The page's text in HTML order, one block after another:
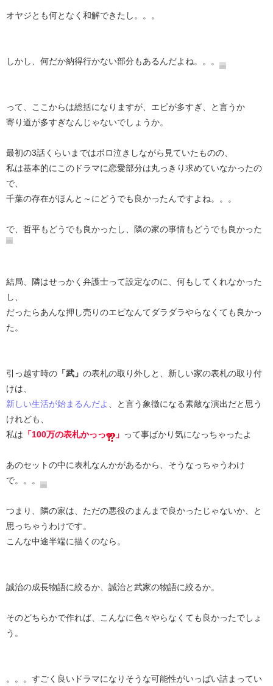
オヤジとも何となく和解できたし。。。
しかし、何だか納得行かない部分もあるんだよね。。。
って、ここからは総括になりますが、エピが多すぎ、と言うか
寄り道が多すぎなんじゃないでしょうか。
最初の3話くらいまではボロ泣きしながら見ていたものの、
私は基本的にこのドラマに恋愛部分は丸っきり求めていなかったの
で、
千葉の存在がほんと～にどうでも良かったんですよね。。。
で、哲平もどうでも良かったし、隣の家の事情もどうでも良かった
結局、隣はせっかく弁護士って設定なのに、何もしてくれなかった
し、
だったらあんな押し売りのエピなんてダラダラやらなくても良かっ
た。
引っ越す時の 「武」 の表札の取り外しと、新しい家の表札の取り付
けは、
新しい生活が始まるんだよ
、と言う象徴になる素敵な演出だと思う
けれども、
私は 「100万の表札かっっ 」 って事ばかり気になっちゃったよ
あのセットの中に表札なんかがあるから、そうなっちゃうわけ
で。。。
つまり、隣の家は、ただの悪役のまんまで良かったじゃないか、と
思っちゃうわけです。
こんな中途半端に描くのなら。
誠治の成長物語に絞るか、誠治と武家の物語に絞るか。
そのどちらかで作れば、こんなに色々やらなくても良かったでしょ
う。
。。。すごく良いドラマになりそうな可能性がいっぱい詰まってい